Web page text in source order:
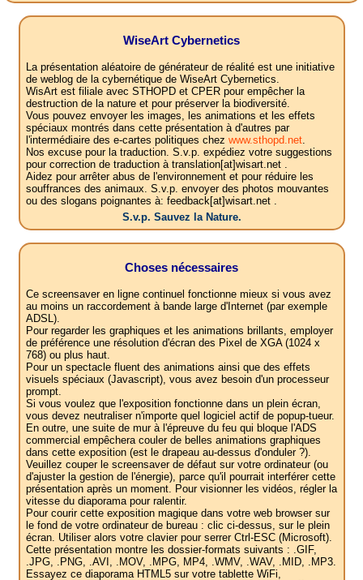
WiseArt Cybernetics
La présentation aléatoire de générateur de réalité est une initiative
de weblog de la cybernétique de WiseArt Cybernetics.
WisArt est filiale avec STHOPD et CPER pour empêcher la
destruction de la nature et pour préserver la biodiversité.
Vous pouvez envoyer les images, les animations et les effets
spéciaux montrés dans cette présentation à d'autres par
l'intermédiaire des e-cartes politiques chez www.sthopd.net.
Nos excuse pour la traduction. S.v.p. expédiez votre suggestions
pour correction de traduction à translation[at]wisart.net .
Aidez pour arrêter abus de l'environnement et pour réduire les
souffrances des animaux. S.v.p. envoyer des photos mouvantes
ou des slogans poignantes à: feedback[at]wisart.net .
S.v.p. Sauvez la Nature.
Choses nécessaires
Ce screensaver en ligne continuel fonctionne mieux si vous avez
au moins un raccordement à bande large d'Internet (par exemple
ADSL).
Pour regarder les graphiques et les animations brillants, employer
de préférence une résolution d'écran des Pixel de XGA (1024 x
768) ou plus haut.
Pour un spectacle fluent des animations ainsi que des effets
visuels spéciaux (Javascript), vous avez besoin d'un processeur
prompt.
Si vous voulez que l'exposition fonctionne dans un plein écran,
vous devez neutraliser n'importe quel logiciel actif de popup-tueur.
En outre, une suite de mur à l'épreuve du feu qui bloque l'ADS
commercial empêchera couler de belles animations graphiques
dans cette exposition (est le drapeau au-dessus d'onduler ?).
Veuillez couper le screensaver de défaut sur votre ordinateur (ou
d'ajuster la gestion de l'énergie), parce qu'il pourrait interférer cette
présentation après un moment. Pour visionner les vidéos, régler la
vitesse du diaporama pour ralentir.
Pour courir cette exposition magique dans votre web browser sur
le fond de votre ordinateur de bureau : clic ci-dessus, sur le plein
écran. Utiliser alors votre clavier pour serrer Ctrl-ESC (Microsoft).
Cette présentation montre les dossier-formats suivants : .GIF,
.JPG, .PNG, .AVI, .MOV, .MPG, MP4, .WMV, .WAV, .MID, .MP3.
Essayez ce diaporama HTML5 sur votre tablette WiFi,